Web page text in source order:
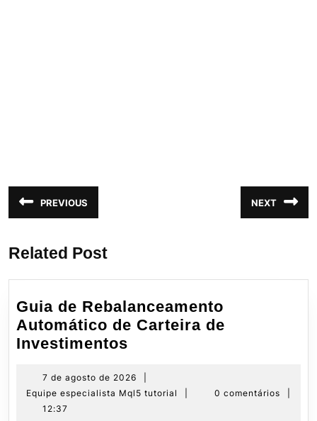
Navegação
de
PREVIOUS
anterior:
NEXT
post:
Related Post
Guia de Rebalanceamento
Automático de Carteira de
Investimentos
Rebalanceamento
Automático
7 de agosto de 2026
de
Equipe especialista Mql5 tutorial
0 comentários
12:37